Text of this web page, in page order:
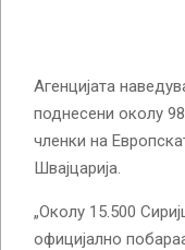
Агенцијата
поднесени околу
членки на
Швајцарија.
„Околу 15.500
официјално